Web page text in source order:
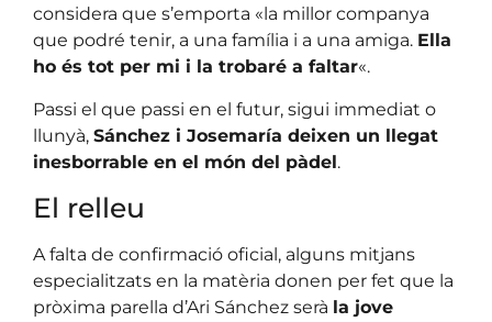
considera que s’emporta «la millor companya
que podré tenir, a una família i a una amiga. Ella
ho és tot per mi i la trobaré a faltar«.
Passi el que passi en el futur, sigui immediat o
llunyà, Sánchez i Josemaría deixen un llegat
inesborrable en el món del pàdel.
El relleu
A falta de confirmació oficial, alguns mitjans
especialitzats en la matèria donen per fet que la
pròxima parella d’Ari Sánchez serà la jove